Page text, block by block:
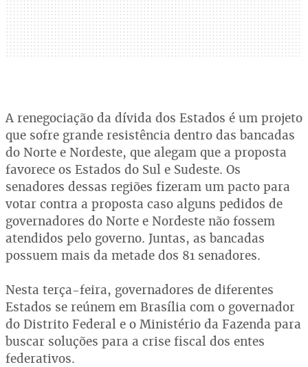
A renegociação da dívida dos Estados é um projeto
que sofre grande resistência dentro das bancadas
do Norte e Nordeste, que alegam que a proposta
favorece os Estados do Sul e Sudeste. Os
senadores dessas regiões fizeram um pacto para
votar contra a proposta caso alguns pedidos de
governadores do Norte e Nordeste não fossem
atendidos pelo governo. Juntas, as bancadas
possuem mais da metade dos 81 senadores.
Nesta terça-feira, governadores de diferentes
Estados se reúnem em Brasília com o governador
do Distrito Federal e o Ministério da Fazenda para
buscar soluções para a crise fiscal dos entes
federativos.